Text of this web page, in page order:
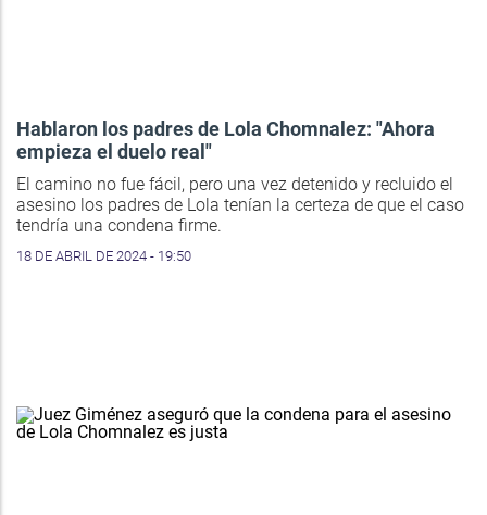
Hablaron los padres de Lola Chomnalez: "Ahora
empieza el duelo real"
El camino no fue fácil, pero una vez detenido y recluido el
asesino los padres de Lola tenían la certeza de que el caso
tendría una condena firme.
18 DE ABRIL DE 2024 - 19:50